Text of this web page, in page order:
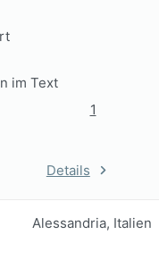
im Text
1
Details
Alessandria, Italien